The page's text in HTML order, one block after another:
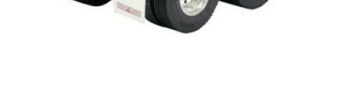
USADOS Y LIQUIDACION
SERVICIOS PRESTADOS